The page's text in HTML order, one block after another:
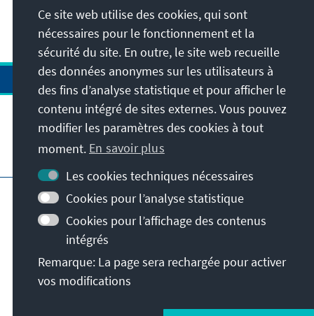
60/630
Visitez aussi
Impressum
Protection des données
Conditions d'utilisation
Déclaration d'accessibilité
Signaler un obstacle
Istanbul Security Conference
© Konrad-Adenauer-Stiftung e.V. 2026
Ce site web utilise des cookies, qui sont
nécessaires pour le fonctionnement et la
sécurité du site. En outre, le site web recueille
des données anonymes sur les utilisateurs à
des fins d’analyse statistique et pour afficher le
contenu intégré de sites externes. Vous pouvez
modifier les paramètres des cookies à tout
moment. En savoir plus
Les cookies techniques nécessaires
Cookies pour l’analyse statistique
Cookies pour l’affichage des contenus
intégrés
Remarque: La page sera rechargée pour activer
vos modifications